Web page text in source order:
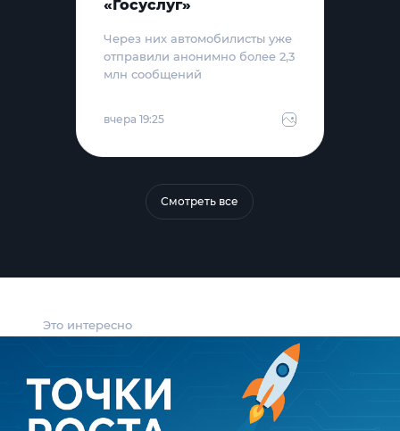
Это интересно
«Госуслуг»
Через них автомобилисты уже
отправили анонимно более 2,3
млн сообщений
вчера 19:25
Смотреть все